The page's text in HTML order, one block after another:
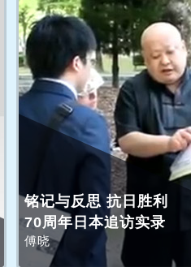
铭记与反思 抗日胜利
70周年日本追访实录
傅晓